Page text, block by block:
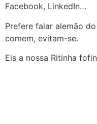
Facebook, LinkedIn…
Prefere falar alemão
comem, evitam-se.
Eis a nossa Ritinha